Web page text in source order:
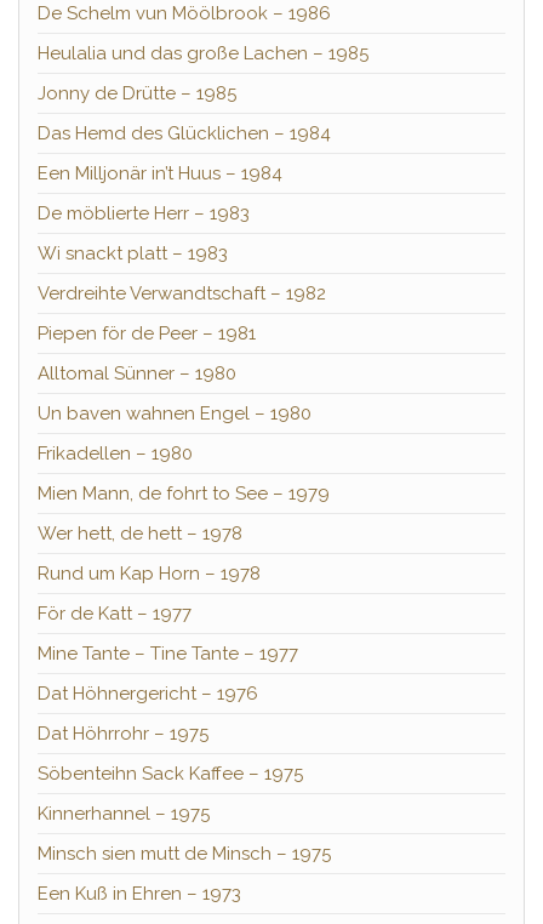
De Schelm vun Möölbrook – 1986
Heulalia und das große Lachen – 1985
Jonny de Drütte – 1985
Das Hemd des Glücklichen – 1984
Een Milljonär in’t Huus – 1984
De möblierte Herr – 1983
Wi snackt platt – 1983
Verdreihte Verwandtschaft – 1982
Piepen för de Peer – 1981
Alltomal Sünner – 1980
Un baven wahnen Engel – 1980
Frikadellen – 1980
Mien Mann, de fohrt to See – 1979
Wer hett, de hett – 1978
Rund um Kap Horn – 1978
För de Katt – 1977
Mine Tante – Tine Tante – 1977
Dat Höhnergericht – 1976
Dat Höhrrohr – 1975
Söbenteihn Sack Kaffee – 1975
Kinnerhannel – 1975
Minsch sien mutt de Minsch – 1975
Een Kuß in Ehren – 1973